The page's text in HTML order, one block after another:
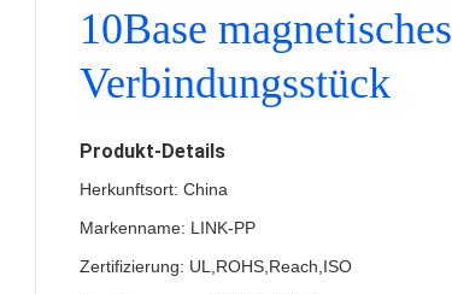
10Base magnetisches
Verbindungsstück
Produkt-Details
Herkunftsort: China
Markenname: LINK-PP
Zertifizierung: UL,ROHS,Reach,ISO